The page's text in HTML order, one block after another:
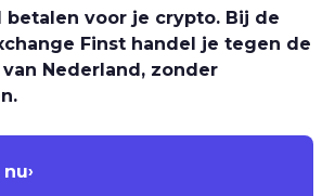
betalen voor je crypto. Bij de
Finst handel je tegen de
Nederland, zonder
nu›